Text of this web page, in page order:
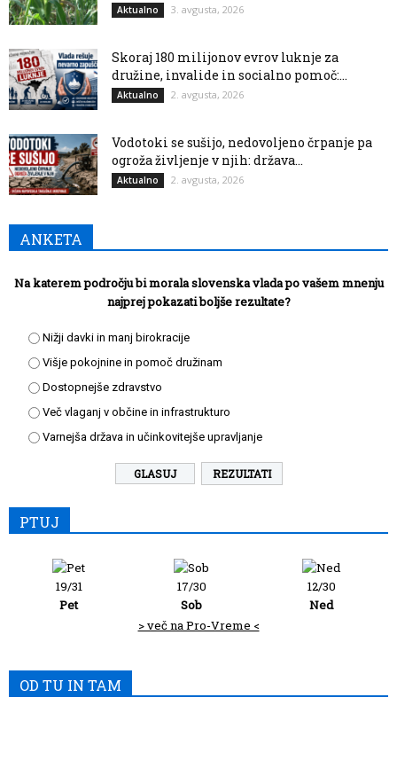
Aktualno 3. avgusta, 2026
Skoraj 180 milijonov evrov luknje za
družine, invalide in socialno pomoč:...
Aktualno 2. avgusta, 2026
Vodotoki se sušijo, nedovoljeno črpanje pa
ogroža življenje v njih: država...
Aktualno 2. avgusta, 2026
ANKETA
Na katerem področju bi morala slovenska vlada po vašem mnenju
najprej pokazati boljše rezultate?
Nižji davki in manj birokracije
Višje pokojnine in pomoč družinam
Dostopnejše zdravstvo
Več vlaganj v občine in infrastrukturo
Varnejša država in učinkovitejše upravljanje
REZULTATI
PTUJ
19/31
Pet
17/30
Sob
12/30
Ned
> več na Pro-Vreme <
OD TU IN TAM